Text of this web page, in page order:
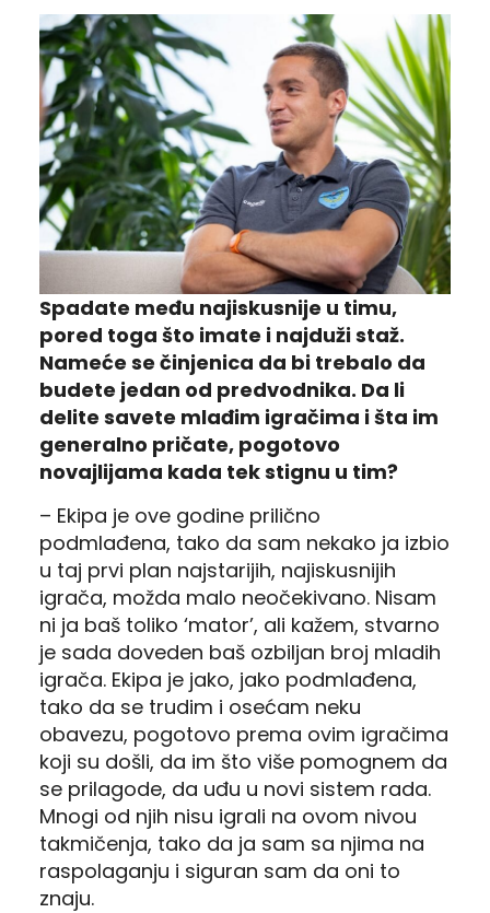
Spadate među najiskusnije u timu,
pored toga što imate i najduži staž.
Nameće se činjenica da bi trebalo da
budete jedan od predvodnika. Da li
delite savete mlađim igračima i šta im
generalno pričate, pogotovo
novajlijama kada tek stignu u tim?
– Ekipa je ove godine prilično
podmlađena, tako da sam nekako ja izbio
u taj prvi plan najstarijih, najiskusnijih
igrača, možda malo neočekivano. Nisam
ni ja baš toliko ‘mator’, ali kažem, stvarno
je sada doveden baš ozbiljan broj mladih
igrača. Ekipa je jako, jako podmlađena,
tako da se trudim i osećam neku
obavezu, pogotovo prema ovim igračima
koji su došli, da im što više pomognem da
se prilagode, da uđu u novi sistem rada.
Mnogi od njih nisu igrali na ovom nivou
takmičenja, tako da ja sam sa njima na
raspolaganju i siguran sam da oni to
znaju.